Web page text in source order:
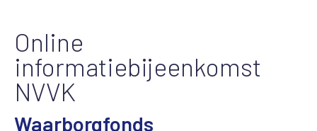
Online
informatiebijeenkomst
NVVK
Waarborgfonds